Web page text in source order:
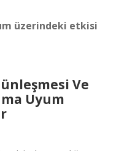
üzerindeki etkisi
Ve
Uyum